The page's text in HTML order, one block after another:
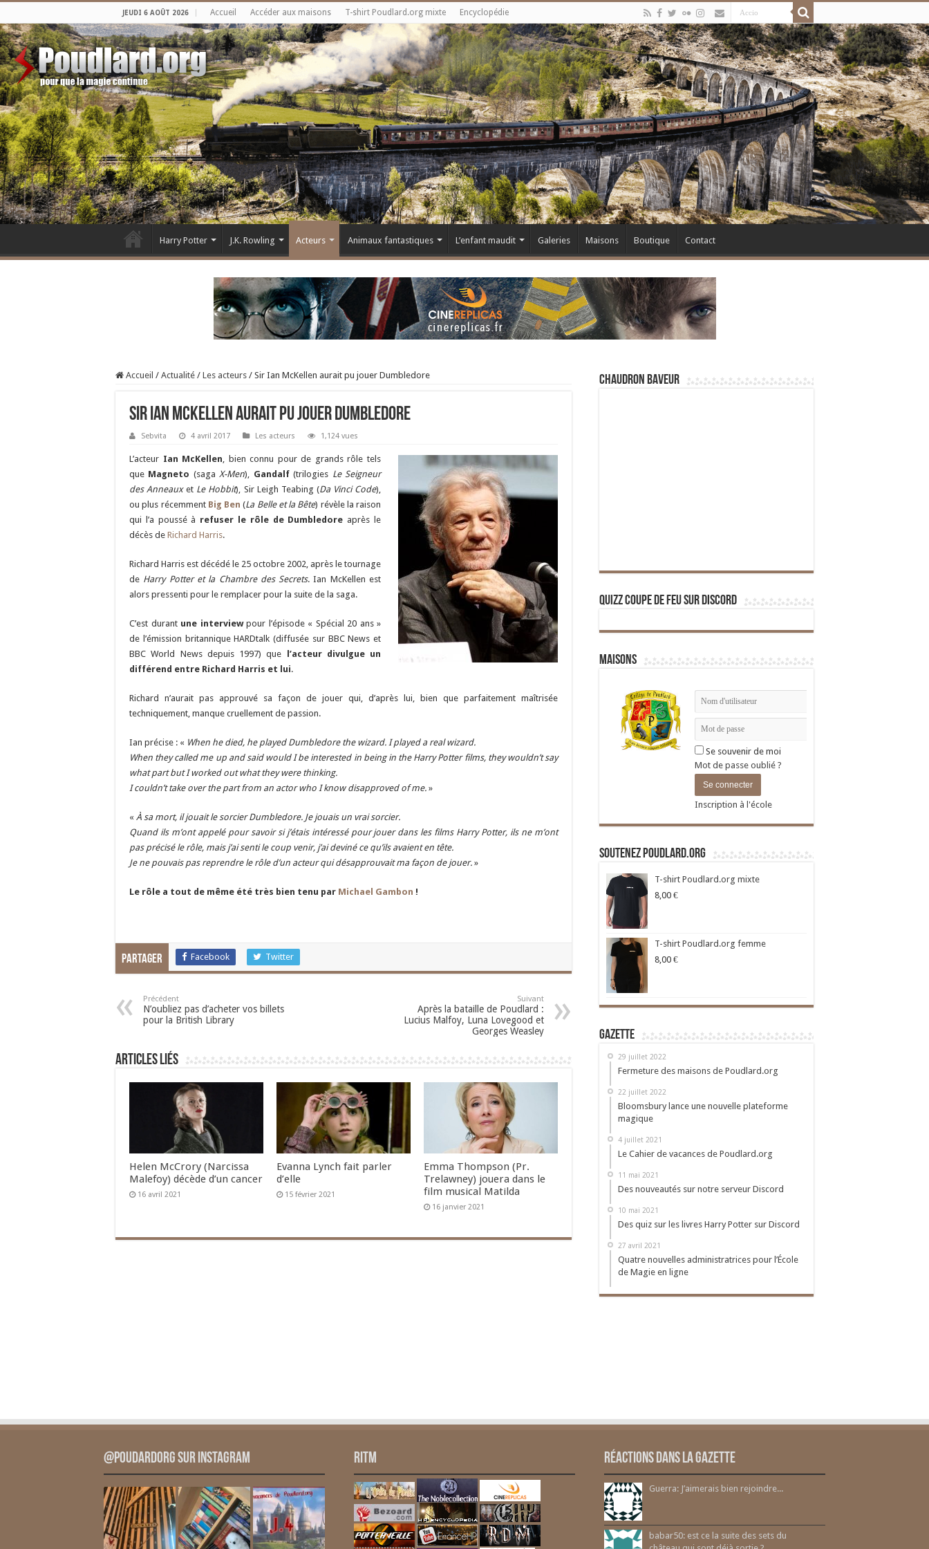
JEUDI 6 AOÛT 2026 Accueil Accéder aux maisons T-shirt Poudlard.org mixte Encyclopédie
Harry Potter J.K. Rowling Acteurs Animaux fantastiques L’enfant maudit Galeries Maisons Boutique Contact
Accueil / Actualité / Les acteurs / Sir Ian McKellen aurait pu jouer Dumbledore
Sir Ian McKellen aurait pu jouer Dumbledore
Sebvita 4 avril 2017 Les acteurs 1,124 vues
L’acteur Ian McKellen, bien connu pour de grands rôle tels
que Magneto (sagaX-Men), Gandalf(trilogies Le Seigneur
des Anneauxet Le Hobbit), Sir Leigh Teabing (Da Vinci Code),
ou plus récemment Big Ben (La Belle et la Bête) révèle la raison
qui l’a poussé à refuser le rôle de Dumbledore après le
décès de Richard Harris.
Richard Harris est décédé le 25 octobre 2002, après le tournage
de Harry Potter et la Chambre des Secrets. Ian McKellen est
alors pressenti pour le remplacer pour la suite de la saga.
C’est durant une interviewpour l’épisode « Spécial 20 ans »
de l’émission britannique HARDtalk (diffusée sur BBC News et
BBC World News depuis 1997) que
l’acteur divulgue un
différend entre Richard Harris et lui.
Richard n’aurait pas approuvé sa façon de jouer qui, d’après lui, bien que parfaitement maîtrisée
techniquement, manque cruellement de passion.
Ian précise : « When he died, he played Dumbledore the wizard. I played a real wizard.
When they called me up and said would I be interested in being in the Harry Potter films, they wouldn’t say
what part but I worked out what they were thinking.
I couldn’t take over the part from an actor who I know disapproved of me. »
« À sa mort, il jouait le sorcier Dumbledore. Je jouais un vrai sorcier.
Quand ils m’ont appelé pour savoir si j’étais intéressé pour jouer dans les films Harry Potter, ils ne m’ont
pas précisé le rôle, mais j’ai senti le coup venir, j’ai deviné ce qu’ils avaient en tête.
Je ne pouvais pas reprendre le rôle d’un acteur qui désapprouvait ma façon de jouer. »
Le rôle a tout de même été très bien tenu par Michael Gambon !
Partager Facebook Twitter
Précédent
N’oubliez pas d’acheter vos billets
pour la British Library
Suivant
Après la bataille de Poudlard :
Lucius Malfoy, Luna Lovegood et
Georges Weasley
Articles liés
Helen McCrory (Narcissa
Malefoy) décède d’un cancer
16 avril 2021
Evanna Lynch fait parler
d’elle
15 février 2021
Emma Thompson (Pr.
Trelawney) jouera dans le
film musical Matilda
16 janvier 2021
Chaudron Baveur
Quizz Coupe de Feu sur Discord
Maisons
Se souvenir de moi
Mot de passe oublié ?
Inscription à l'école
Soutenez Poudlard.org
T-shirt Poudlard.org mixte
8,00 €
T-shirt Poudlard.org femme
8,00 €
Gazette
29 juillet 2022
Fermeture des maisons de Poudlard.org
22 juillet 2022
Bloomsbury lance une nouvelle plateforme
magique
4 juillet 2021
Le Cahier de vacances de Poudlard.org
11 mai 2021
Des nouveautés sur notre serveur Discord
10 mai 2021
Des quiz sur les livres Harry Potter sur Discord
27 avril 2021
Quatre nouvelles administratrices pour l’École
de Magie en ligne
@PoudardOrg sur Instagram RITM Réactions dans la gazette
Guerra: J’aimerais bien rejoindre...
babar50: est ce la suite des sets du